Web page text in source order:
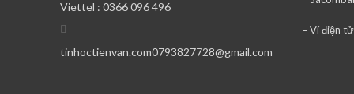
Viettel : 0366 096 496
tinhoctienvan.com0793827728@gmail.com
– Ví điện